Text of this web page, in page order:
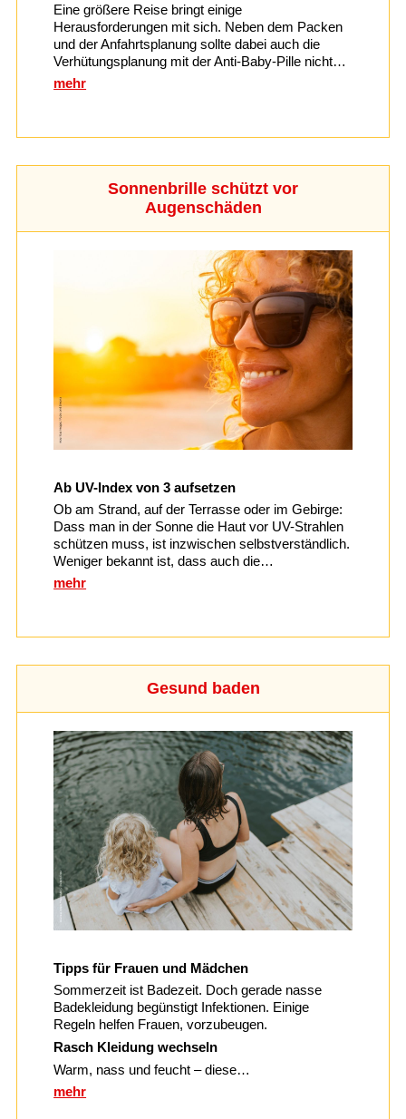
Eine größere Reise bringt einige
Herausforderungen mit sich. Neben dem Packen
und der Anfahrtsplanung sollte dabei auch die
Verhütungsplanung mit der Anti-Baby-Pille nicht…
mehr
Sonnenbrille schützt vor
Augenschäden
Ab UV-Index von 3 aufsetzen
Ob am Strand, auf der Terrasse oder im Gebirge:
Dass man in der Sonne die Haut vor UV-Strahlen
schützen muss, ist inzwischen selbstverständlich.
Weniger bekannt ist, dass auch die…
mehr
Gesund baden
Tipps für Frauen und Mädchen
Sommerzeit ist Badezeit. Doch gerade nasse
Badekleidung begünstigt Infektionen. Einige
Regeln helfen Frauen, vorzubeugen.
Rasch Kleidung wechseln
Warm, nass und feucht – diese…
mehr